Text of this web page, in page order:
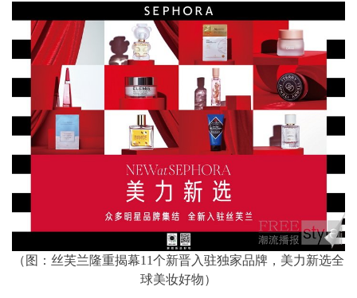
（图：丝芙兰隆重揭幕11个新晋入驻独家品牌，美力新选全
球美妆好物）